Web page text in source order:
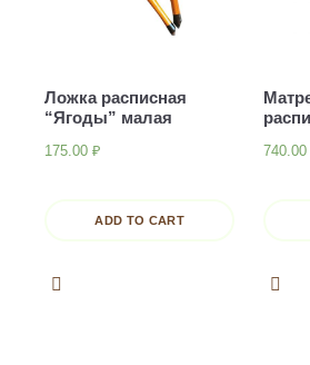
Ложка расписная
“Ягоды” малая
175.00 ₽
ADD TO CART
740.00